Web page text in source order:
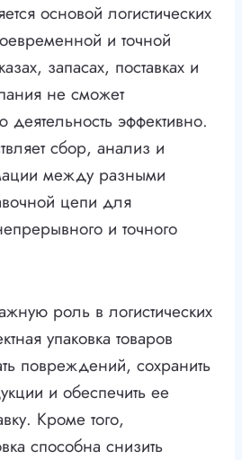
основой логистических
и точной
запасах, поставках и
не сможет
деятельность эффективно.
сбор, анализ и
между разными
цепи для
и точного
роль в логистических
упаковка товаров
повреждений, сохранить
и обеспечить ее
Кроме того,
способна снизить